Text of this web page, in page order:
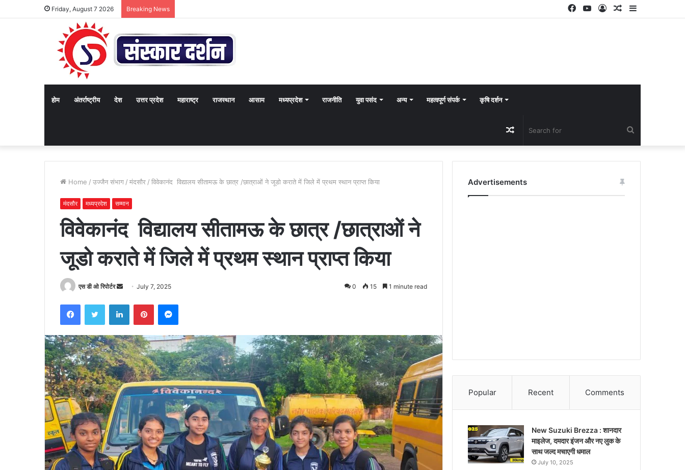
Friday, August 7 2026 Breaking News Sidebar
Random
Log
YouTube
Facebook
होम अंतर्राष्ट्रीय देश उत्तर प्रदेश महाराष्ट्र राजस्थान आसाम मध्यप्रदेश राजनीति युवा पसंद अन्य महत्वपूर्ण संपर्क कृषि दर्शन
for
Random
Article
Home / उज्जैन संभाग / मंदसौर / विवेकानंद विद्यालय सीतामऊ के छात्र /छात्राओं ने जूडो कराते में जिले में प्रथम स्थान प्राप्त किया
मंदसौर मध्यप्रदेश सम्मान
विवेकानंद विद्यालय सीतामऊ के छात्र /छात्राओं ने
जूडो कराते में जिले में प्रथम स्थान प्राप्त किया
एस डी ओ रिपोर्टर
SendJuly 7, 2025 0 15 1 minute read
FacebookTwitter LinkedInPinterestMessenger
Advertisements
Popular Recent Comments
New Suzuki Brezza : शानदार
माइलेज, दमदार इंजन और नए लुक के
साथ जल्द मचाएगी धमाल
July 10, 2025